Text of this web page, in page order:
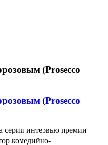
(Prosecco
(Prosecco
серии интервью премии
комедийно-